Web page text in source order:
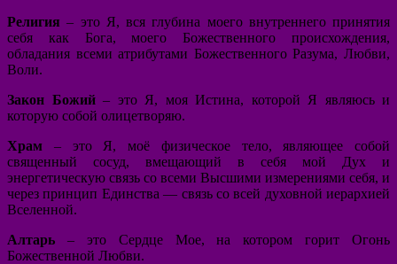
Религия – это Я, вся глубина моего внутреннего принятия
себя как Бога, моего Божественного происхождения,
обладания всеми атрибутами Божественного Разума, Любви,
Воли.
Закон Божий– это Я, моя Истина, которой Я являюсь и
которую собой олицетворяю.
Храм – это Я, моё физическое тело, являющее собой
священный сосуд, вмещающий в себя мой Дух и
энергетическую связь со всеми Высшими измерениями себя, и
через принцип Единства — связь со всей духовной иерархией
Вселенной.
Алтарь – это Сердце Мое, на котором горит Огонь
Божественной Любви.